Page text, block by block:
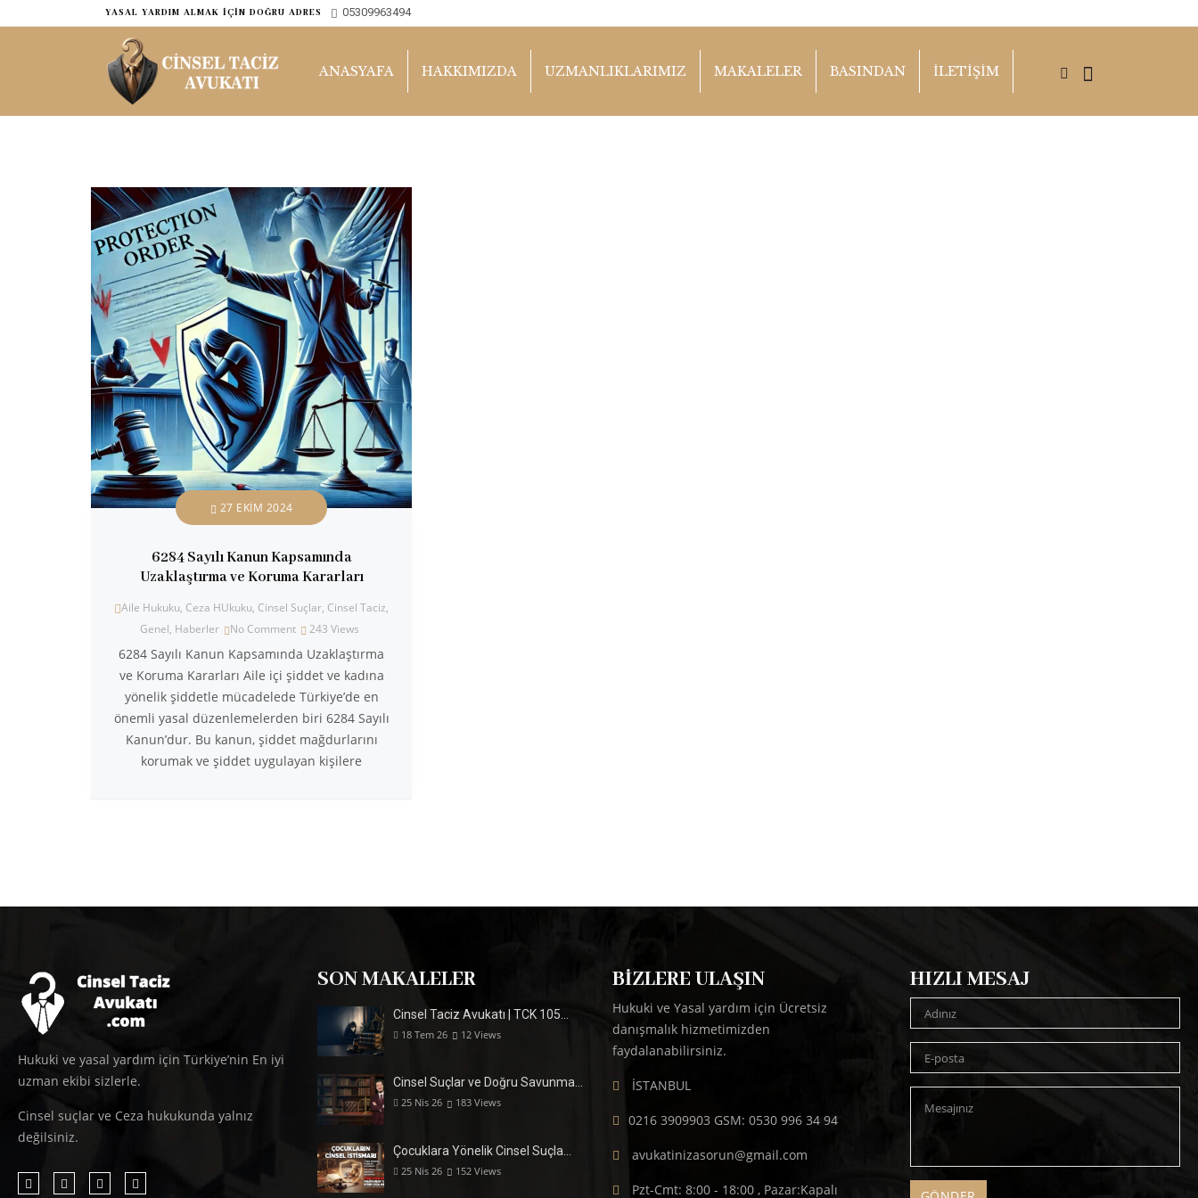
ㅤYASAL YARDIM ALMAK İÇİN DOĞRU ADRES 05309963494
ANASYAFA HAKKIMIZDA UZMANLIKLARIMIZ MAKALELER BASINDAN İLETİŞİM
27 EKIM 2024
6284 Sayılı Kanun Kapsamında
Uzaklaştırma ve Koruma Kararları
Aile Hukuku, Ceza HUkuku, Cinsel Suçlar, Cinsel Taciz,
Genel, Haberler No Comment 243 Views
6284 Sayılı Kanun Kapsamında Uzaklaştırma
ve Koruma Kararları Aile içi şiddet ve kadına
yönelik şiddetle mücadelede Türkiye’de en
önemli yasal düzenlemelerden biri 6284 Sayılı
Kanun’dur. Bu kanun, şiddet mağdurlarını
korumak ve şiddet uygulayan kişilere
Hukuki ve yasal yardım için Türkiye’nin En iyi
uzman ekibi sizlerle.
Cinsel suçlar ve Ceza hukukunda yalnız
değilsiniz.
SON MAKALELER
Cinsel Taciz Avukatı | TCK 105…
18 Tem 26 12Views
Cinsel Suçlar ve Doğru Savunma…
25 Nis 26 183Views
Çocuklara Yönelik Cinsel Suçla…
25 Nis 26 152Views
BIZLERE ULAŞIN
Hukuki ve Yasal yardım için Ücretsiz
danışmalık hizmetimizden
faydalanabilirsiniz.
İSTANBUL
0216 3909903 GSM: 0530 996 34 94
avukatinizasorun@gmail.com
Pzt-Cmt: 8:00 - 18:00 , Pazar:Kapalı
HIZLI MESAJ